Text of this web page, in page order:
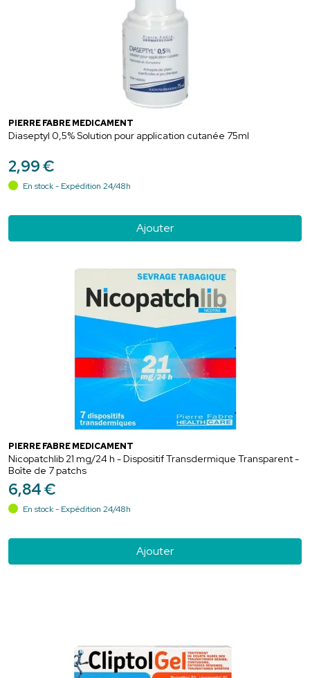
PIERRE FABRE MEDICAMENT
Diaseptyl 0,5% Solution pour application cutanée 75ml
2,99€
En stock - Expédition 24/48h
Ajouter
PIERRE FABRE MEDICAMENT
Nicopatchlib 21 mg/24 h - Dispositif Transdermique Transparent -
Boîte de 7 patchs
6,84€
En stock - Expédition 24/48h
Ajouter